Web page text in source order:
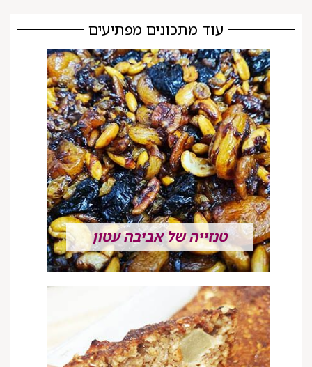
עוד מתכונים מפתיעים
טנזייה של אביבה עטון